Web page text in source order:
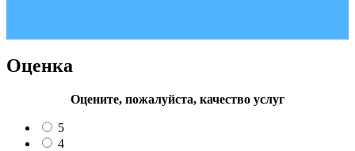
Оценка
Оцените, пожалуйста, качество услуг
5
4